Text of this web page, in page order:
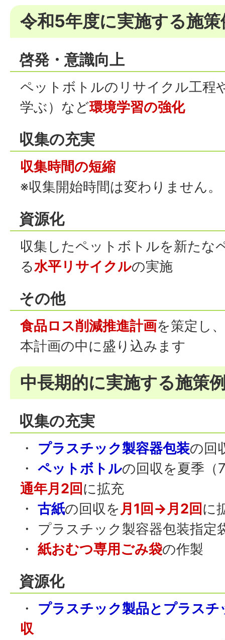
令和5年度に実施する施策
啓発・意識向上
ペットボトルのリサイクル工程
学ぶ）など環境学習の強化
収集の充実
収集時間の短縮
※収集開始時間は変わりません。
資源化
収集したペットボトルを新たな
る水平リサイクルの実施
その他
食品ロス削減推進計画を策定し
本計画の中に盛り込みます
中長期的に実施する施策
収集の充実
・ プラスチック製容器包装の回
・ ペットボトルの回収を夏季（
通年月2回 に拡充
・ 古紙の回収を月1回→月2回 に
・ プラスチック製容器包装指定
・ 紙おむつ専用ごみ袋の作製
資源化
・ プラスチック製品とプラスチ
収